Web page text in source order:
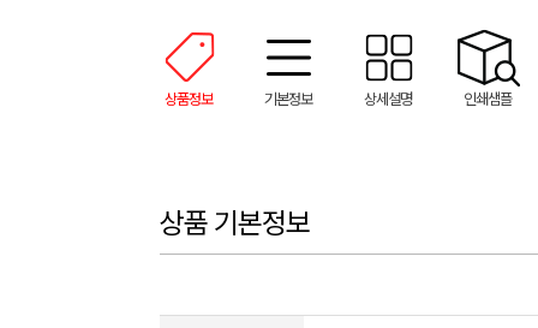
상품정보 기본정보 상세설명 인쇄샘플
상품 기본정보